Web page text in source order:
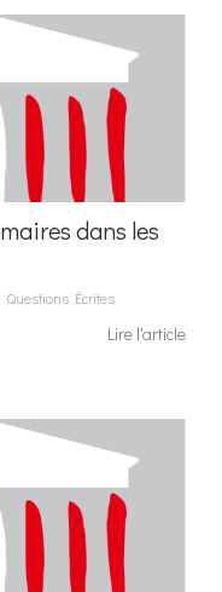
dans les
Questions Écrites
Lire l'article